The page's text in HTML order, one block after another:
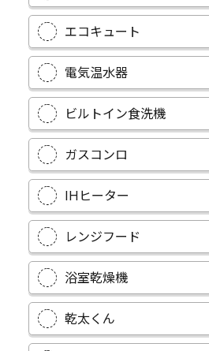
エコキュート
電気温水器
ビルトイン食洗機
ガスコンロ
IHヒーター
レンジフード
浴室乾燥機
乾太くん